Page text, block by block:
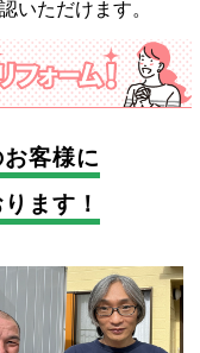
いただけます。
客様に
ます！